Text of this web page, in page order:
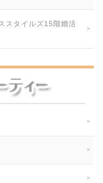
スタイルズ15階婚活